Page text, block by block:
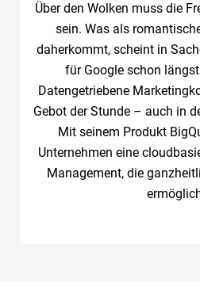
Über den Wolken muss die
sein. Was als
daherkommt, scheint in
für Google schon
Datengetriebene
Gebot der Stunde – auch in
Mit seinem Produkt
Unternehmen eine
Management, die